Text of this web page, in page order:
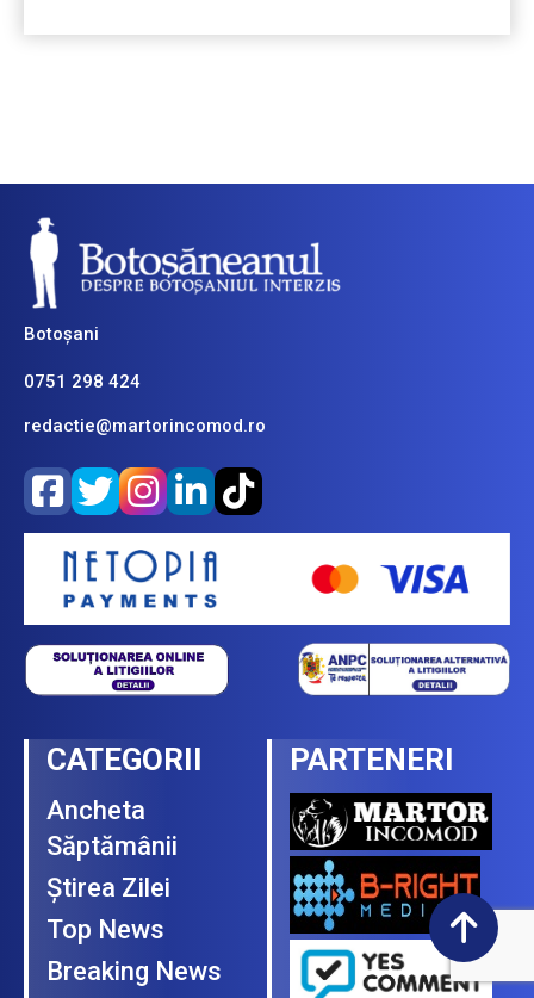
Botoșani
0751 298 424
redactie@martorincomod.ro
CATEGORII
Ancheta
Săptămânii
Ştirea Zilei
Top News
Breaking News
PARTENERI